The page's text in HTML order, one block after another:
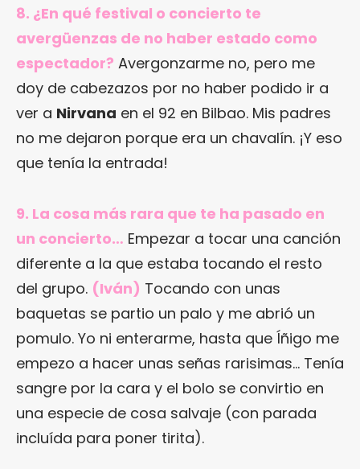
8. ¿En qué festival o concierto te
avergüenzas de no haber estado como
espectador? Avergonzarme no, pero me
doy de cabezazos por no haber podido ir a
ver a Nirvana en el 92 en Bilbao. Mis padres
no me dejaron porque era un chavalín. ¡Y eso
que tenía la entrada!
9. La cosa más rara que te ha pasado en
un concierto… Empezar a tocar una canción
diferente a la que estaba tocando el resto
del grupo. (Iván) Tocando con unas
baquetas se partio un palo y me abrió un
pomulo. Yo ni enterarme, hasta que Íñigo me
empezo a hacer unas señas rarisimas… Tenía
sangre por la cara y el bolo se convirtio en
una especie de cosa salvaje (con parada
incluída para poner tirita).